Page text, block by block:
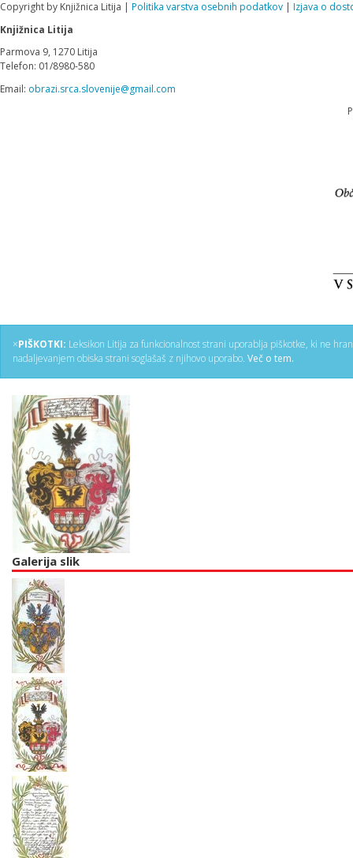
Copyright by Knjižnica Litija | Politika varstva osebnih podatkov | Izjava o
Knjižnica Litija
Parmova 9, 1270 Litija
Telefon: 01/8980-580
Email: obrazi.srca.slovenije@gmail.com
×PIŠKOTKI: Leksikon Litija za funkcionalnost strani uporablja piškotke, ki ne
nadaljevanjem obiska strani soglašaš z njihovo uporabo. Več o tem.
Galerija slik